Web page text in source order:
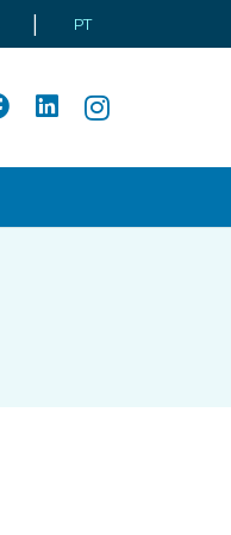
| PT